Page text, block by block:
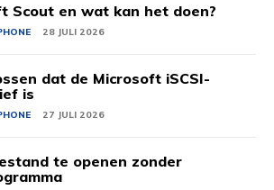
Scout en wat kan het doen?
28 JULI 2026
dat de Microsoft iSCSI-
is
27 JULI 2026
te openen zonder